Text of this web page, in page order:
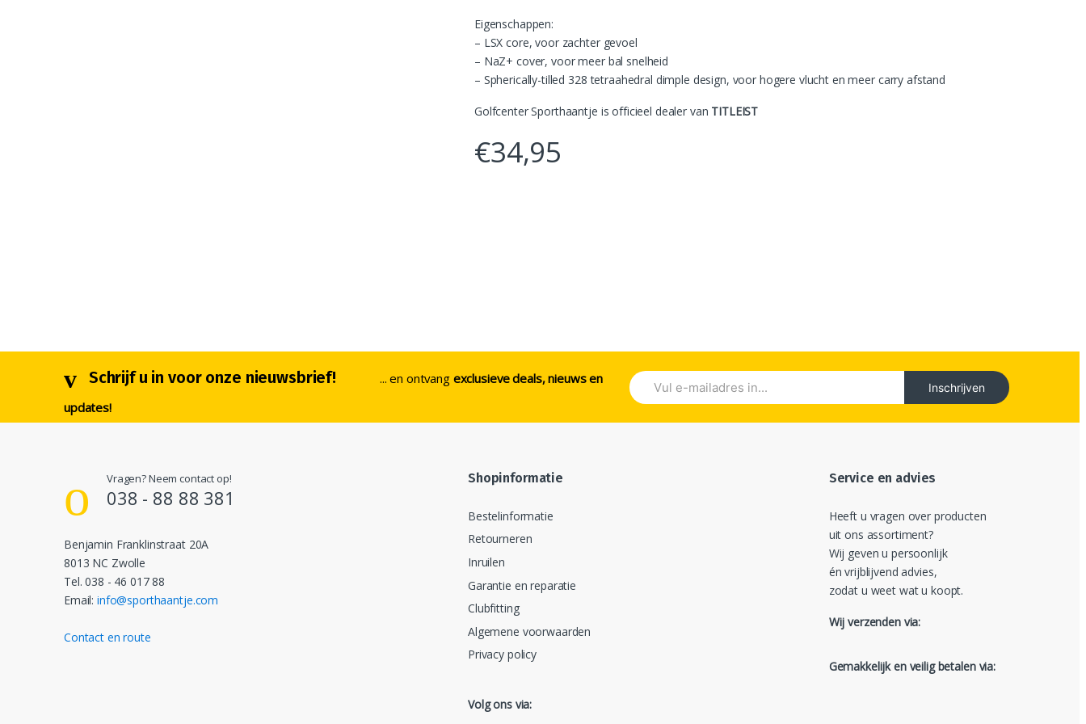
Eigenschappen:
– LSX core, voor zachter gevoel
– NaZ+ cover, voor meer bal snelheid
– Spherically-tilled 328 tetraahedral dimple design, voor hogere vlucht en meer carry afstand
Golfcenter Sporthaantje is officieel dealer van TITLEIST
€34,95
Schrijf u in voor onze nieuwsbrief! ... en ontvang exclusieve deals, nieuws en
updates!
Inschrijven
Vragen? Neem contact op!
038 - 88 88 381
Benjamin Franklinstraat 20A
8013 NC Zwolle
Tel. 038 - 46 017 88
Email:info@sporthaantje.com
Contact en route
Shopinformatie
Bestelinformatie
Retourneren
Inruilen
Garantie en reparatie
Clubfitting
Algemene voorwaarden
Privacy policy
Volg ons via:
Service en advies
Heeft u vragen over producten
uit ons assortiment?
Wij geven u persoonlijk
én vrijblijvend advies,
zodat u weet wat u koopt.
Wij verzenden via:
Gemakkelijk en veilig betalen via: